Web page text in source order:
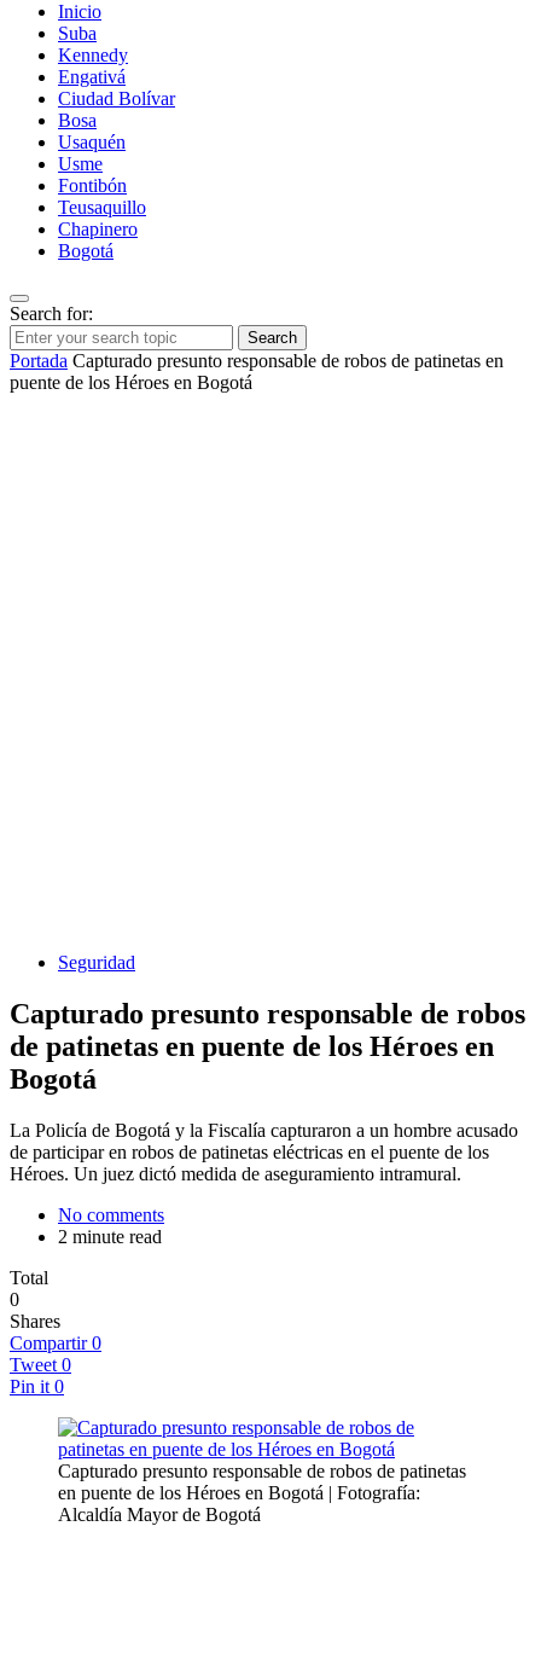
Inicio
Suba
Kennedy
Engativá
Ciudad Bolívar
Bosa
Usaquén
Usme
Fontibón
Teusaquillo
Chapinero
Bogotá
Search for:
Search
Portada Capturado presunto responsable de robos de patinetas en
puente de los Héroes en Bogotá
Seguridad
Capturado presunto responsable de robos
de patinetas en puente de los Héroes en
Bogotá
La Policía de Bogotá y la Fiscalía capturaron a un hombre acusado
de participar en robos de patinetas eléctricas en el puente de los
Héroes. Un juez dictó medida de aseguramiento intramural.
No comments
2 minute read
Total
0
Shares
Compartir 0
Tweet 0
Pin it 0
Capturado presunto responsable de robos de patinetas
en puente de los Héroes en Bogotá | Fotografía:
Alcaldía Mayor de Bogotá